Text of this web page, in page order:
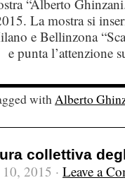
“Alberto
La mostra si
e Bellinzona
punta l’attenzione
withAlberto
collettiva
2015 · Leave a